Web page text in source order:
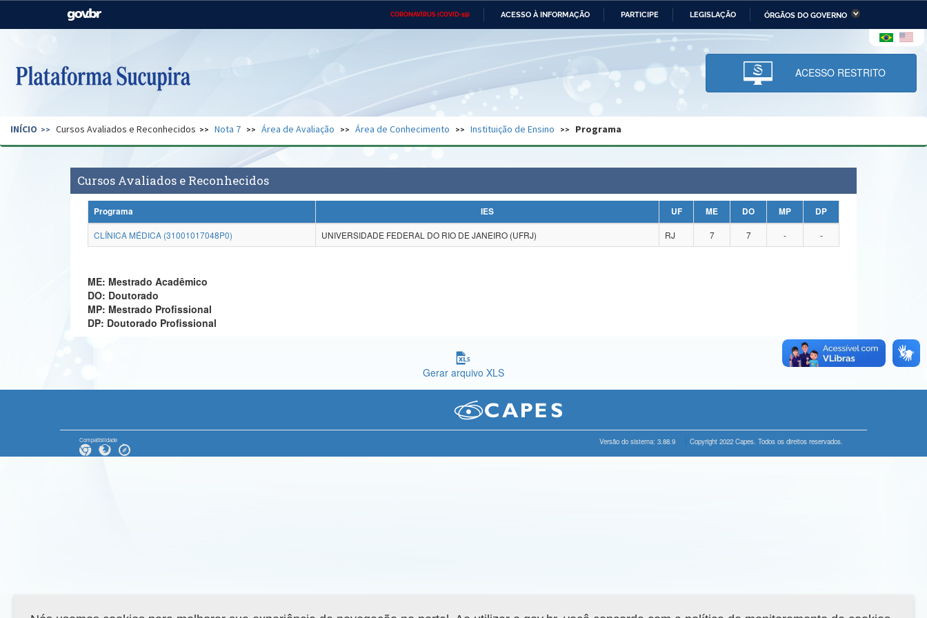
CORONAVÍRUS (COVID-19) ACESSO À INFORMAÇÃO PARTICIPE LEGISLAÇÃO ÓRGÃOS DO GOVERNO
Casa Civil Ministério das Relações Ministério da Economia Ministério da Infraestrutura
Pecuária e Abastecimento
Ministério da Ciência,
Tecnologia, Inovações e
Comunicações
Ministério do Desenvolvimento
Regional e dos Direitos Humanos
Secretaria de Governo Gabinete de Segurança Advocacia-Geral da União Banco Central do Brasil Planalto
ACESSO RESTRITO
INÍCIO Cursos Avaliados e Reconhecidos Nota 7 Área de Avaliação Área de Conhecimento Instituição de Ensino Programa
Cursos Avaliados e Reconhecidos
Programa IES UF ME DO MP
DP
CLÍNICA MÉDICA (31001017048P0)
UNIVERSIDADE FEDERAL DO RIO DE JANEIRO (UFRJ) RJ 7 7 - -
ME: Mestrado Acadêmico
DO: Doutorado
MP: Mestrado Profissional
DP: Doutorado Profissional
Gerar arquivo XLS
Compatibilidade Versão do sistema: 3.88.9 Copyright 2022 Capes. Todos os direitos reservados.